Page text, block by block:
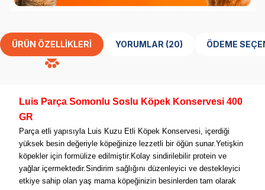
ÜRÜN ÖZELLIKLERI YORUMLAR (20) ÖDEME
Luis Parça Somonlu Soslu Köpek Konservesi 400
GR
Parça etli yapısıyla Luis Kuzu Etli Köpek Konservesi, içerdiği
yüksek besin değeriyle köpeğinize lezzetli bir öğün sunar.Yetişkin
köpekler için formülize edilmiştir.Kolay sindirilebilir protein ve
yağlar içermektedir.Sindirim sağlığını düzenleyici ve destekleyici
etkiye sahip olan yaş mama köpeğinizin besinlerden tam olarak